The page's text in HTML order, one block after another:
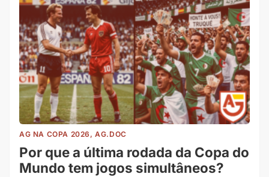
AG NA COPA 2026, AG.DOC
Por que a última rodada da Copa do
Mundo tem jogos simultâneos?